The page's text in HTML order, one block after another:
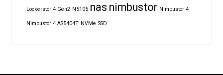
Lockerstor 4 Gen2 N5105 nas nimbustor Nimbustor 4
Nimbustor 4 AS5404T NVMe SSD